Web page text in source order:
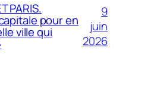
PARIS.
pour en
ville qui
9
juin
2026